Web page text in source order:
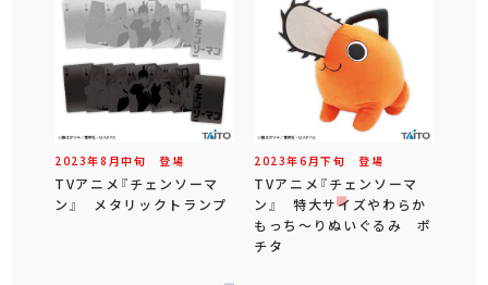
2023年8 月中旬 登場
TVアニメ『チェンソーマ
ン』 メタリックトランプ
2023年6 月下旬 登場
TVアニメ『チェンソーマ
ン』 特大サイズやわらか
もっち～りぬいぐるみ ポ
チタ